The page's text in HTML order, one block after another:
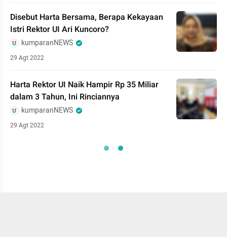
Disebut Harta Bersama, Berapa Kekayaan
Istri Rektor UI Ari Kuncoro?
kumparanNEWS
29 Agt 2022
Harta Rektor UI Naik Hampir Rp 35 Miliar
dalam 3 Tahun, Ini Rinciannya
kumparanNEWS
29 Agt 2022